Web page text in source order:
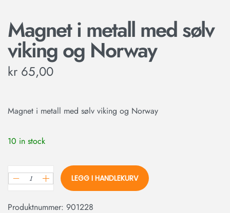
Magnet i metall med sølv
viking og Norway
kr 65,00
Magnet i metall med sølv viking og Norway
10 in stock
LEGG I HANDLEKURV
Produktnummer: 901228